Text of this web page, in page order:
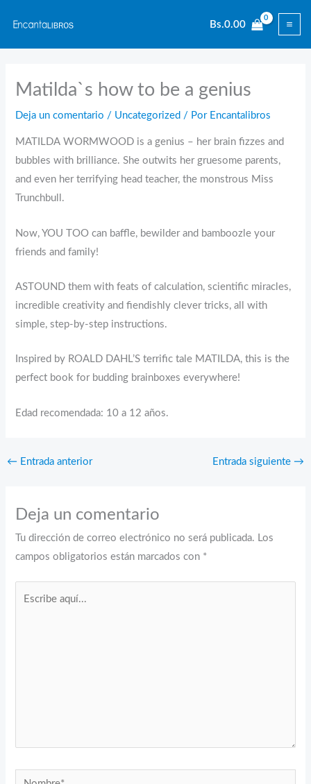
contenido
Bs.0.00
Matilda`s how to be a genius
Deja un comentario / Uncategorized / Por Encantalibros
MATILDA WORMWOOD is a genius – her brain fizzes and
bubbles with brilliance. She outwits her gruesome parents,
and even her terrifying head teacher, the monstrous Miss
Trunchbull.
Now, YOU TOO can baffle, bewilder and bamboozle your
friends and family!
ASTOUND them with feats of calculation, scientific miracles,
incredible creativity and fiendishly clever tricks, all with
simple, step-by-step instructions.
Inspired by ROALD DAHL’S terrific tale MATILDA, this is the
perfect book for budding brainboxes everywhere!
Edad recomendada: 10 a 12 años.
← Entrada anterior Entrada siguiente →
Deja un comentario
Tu dirección de correo electrónico no será publicada. Los
campos obligatorios están marcados con *
Nombre*